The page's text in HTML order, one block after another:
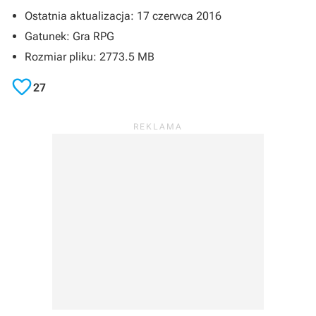
Ostatnia aktualizacja: 17 czerwca 2016
Gatunek: Gra RPG
Rozmiar pliku: 2773.5 MB
27